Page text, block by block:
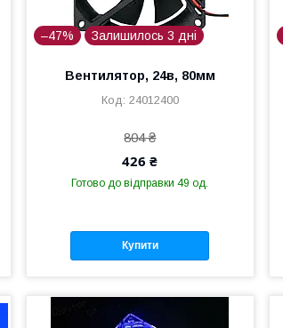
–47% Залишилось 3 дні
Вентилятор, 24в, 80мм
24012400
804 ₴
426 ₴
Готово до відправки 49 од.
Купити